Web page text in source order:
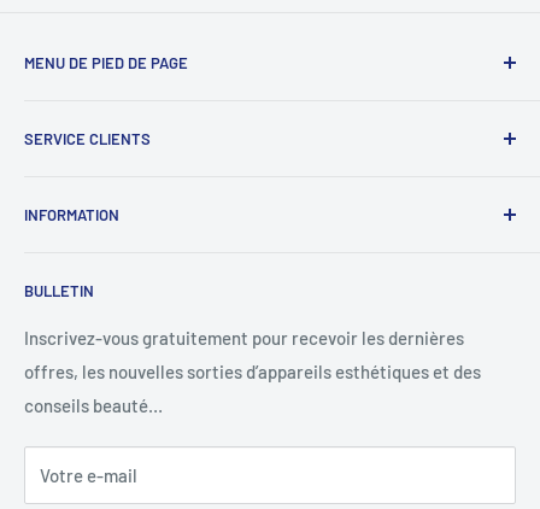
MENU DE PIED DE PAGE
Signaler une infraction
SERVICE CLIENTS
Nous contacter
MoneyGram
Suivre votre commande
INFORMATION
Politique d'expédition
Politique de confidentialité
Conditions d'utilisation
BULLETIN
Inscrivez-vous gratuitement pour recevoir les dernières
offres, les nouvelles sorties d’appareils esthétiques et des
conseils beauté…
Votre e-mail